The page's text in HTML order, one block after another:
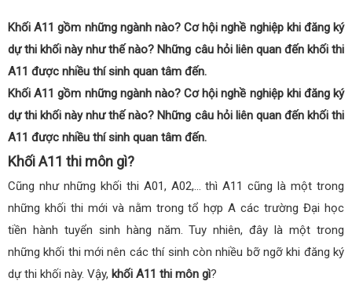
Khối A11 gồm những ngành nào? Cơ hội nghề nghiệp khi đăng ký
dự thi khối này như thế nào? Những câu hỏi liên quan đến khối thi
A11 được nhiều thí sinh quan tâm đến.
Khối A11 gồm những ngành nào? Cơ hội nghề nghiệp khi đăng ký
dự thi khối này như thế nào? Những câu hỏi liên quan đến khối thi
A11 được nhiều thí sinh quan tâm đến.
Khối A11 thi môn gì?
Cũng như những khối thi A01, A02,… thì A11 cũng là một trong
những khối thi mới và nằm trong tổ hợp A các trường Đại học
tiền hành tuyển sinh hàng năm. Tuy nhiên, đây là một trong
những khối thi mới nên các thí sinh còn nhiều bỡ ngỡ khi đăng ký
dự thi khối này. Vậy, khối A11 thi môn gì?